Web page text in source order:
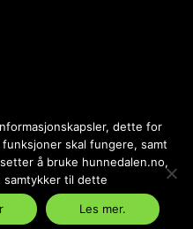
Velforening | Bygd og
Creative AS
dette for
skal fungere, samt
å bruke hunnedalen.no,
til dette
Les mer.